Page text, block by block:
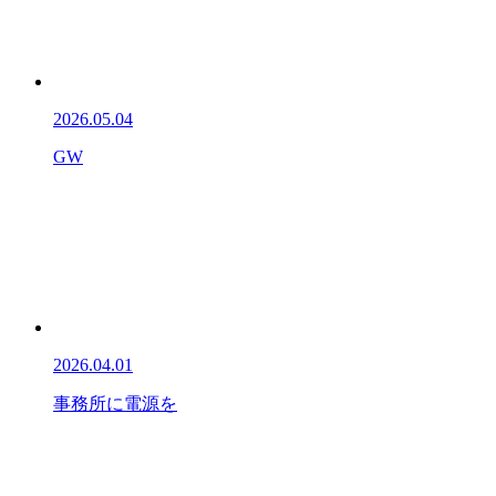
2026.05.04
GW
2026.04.01
事務所に電源を